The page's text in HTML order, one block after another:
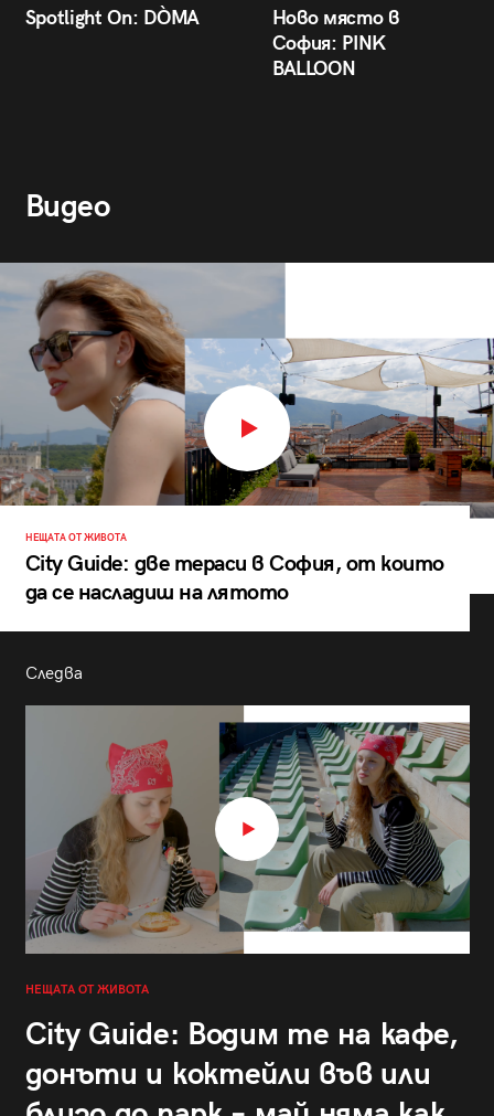
Spotlight On: DÒMA
Ново място в
София: PINK
BALLOON
Видео
НЕЩАТА ОТ ЖИВОТА
City Guide: две тераси в София, от които
да се насладиш на лятото
Следва
НЕЩАТА ОТ ЖИВОТА
City Guide: Водим те на кафе,
донъти и коктейли във или